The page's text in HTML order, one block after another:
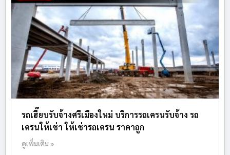
รถเฮี๊ยบรับจ้างศรีเมืองใหม่ บริการรถเครนรับจ้าง รถ
เครนให้เช่า ให้เช่ารถเครน ราคาถูก
ดูเพิ่มเติม »